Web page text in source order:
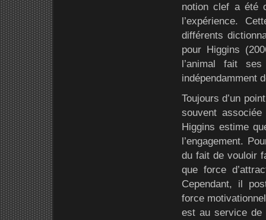
notion clef a été
l’expérience.
différents
pour Higgins
l’animal fait
indépendamment
Toujours d’un
souvent
Higgins estime
l’engagement.
du fait de vouloir
que force
Cependant, il
force
est au service de